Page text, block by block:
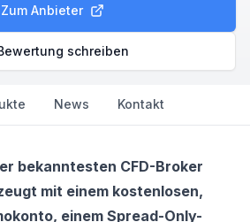
Zum Anbieter
schreiben
News Kontakt
bekanntesten CFD-Broker
mit einem kostenlosen,
einem Spread-Only-